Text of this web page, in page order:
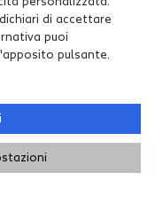
un consulente
di accettare
puoi
pulsante.